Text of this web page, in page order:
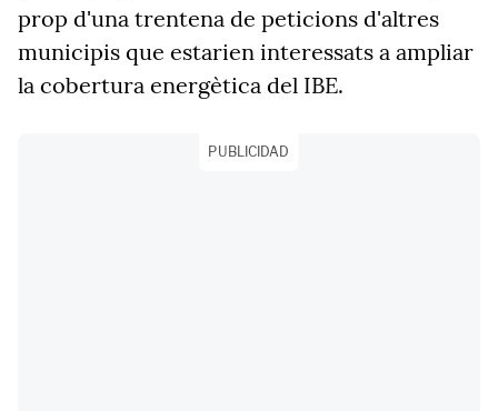
prop d'una trentena de peticions d'altres
municipis que estarien interessats a ampliar
la cobertura energètica del IBE.
PUBLICIDAD